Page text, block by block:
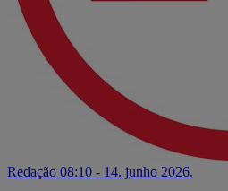
Redação 08:10 - 14. junho 2026.